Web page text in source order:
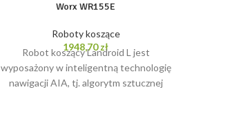
Worx WR155E
Roboty koszące
1948,70zł
Robot koszący Landroid L jest
wyposażony w inteligentną technologię
nawigacji AIA, tj. algorytm sztucznej